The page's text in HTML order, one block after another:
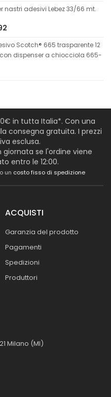
nastri adesivi Lebez 33/66 mt.
Scotch® 665 trasparente 12
dispenser a chiocciola 665-
in tutta Italia*. Con una
consegna gratuita. I prezzi
esclusa.
se l'ordine viene
entro le 12:00.
un costo fisso di spedizione
ACQUISTI
Garanzia del prodotto
Pagamenti
Spedizioni
Produttori
Milano (MI)